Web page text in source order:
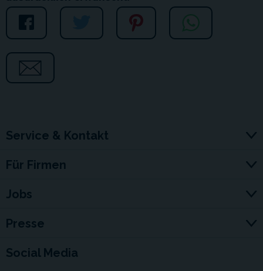
Service & Kontakt
Für Firmen
Jobs
Presse
Social Media